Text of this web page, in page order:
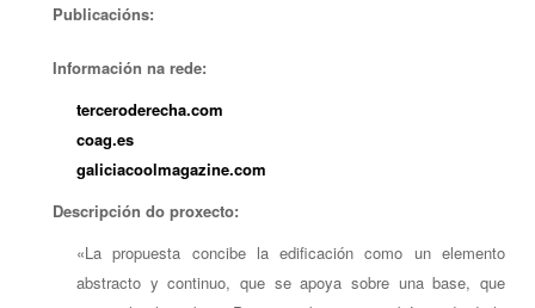
Publicacións:
Información na rede:
terceroderecha.com
coag.es
galiciacoolmagazine.com
Descripción do proxecto:
«La propuesta concibe la edificación como un elemento
abstracto y continuo, que se apoya sobre una base, que